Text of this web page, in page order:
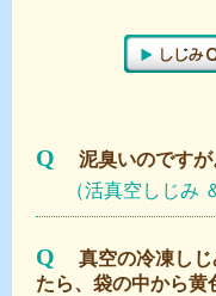
Q
泥臭いのですが
（活真空しじみ
Q
真空の冷凍し
たら、袋の中から黄